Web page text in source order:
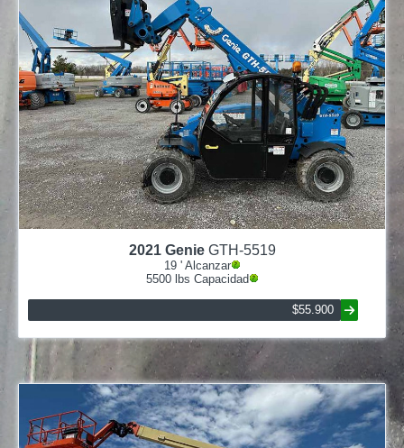
2021 Genie GTH-5519
19 ' Alcanzar
5500 lbs Capacidad
$55.900